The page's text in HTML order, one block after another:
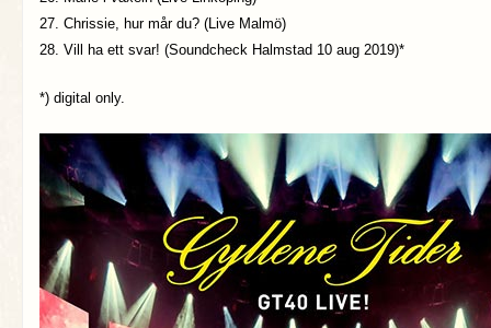
27. Chrissie, hur mår du? (Live Malmö)
28. Vill ha ett svar! (Soundcheck Halmstad 10 aug 2019)*
*) digital only.